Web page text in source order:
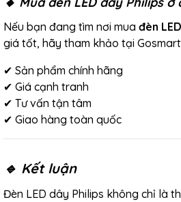
Nếu bạn đang tìm nơi mua đèn
giá tốt, hãy tham khảo tại
✔ Sản phẩm chính hãng
✔ Giá cạnh tranh
✔ Tư vấn tận tâm
✔ Giao hàng toàn quốc
🔹 Kết luận
Đèn LED dây Philips không chỉ là